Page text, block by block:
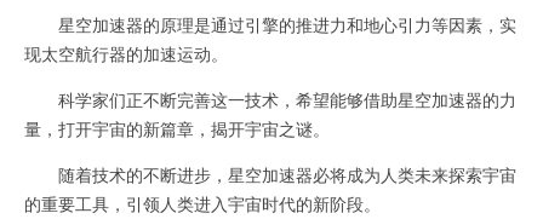
星空加速器的原理是通过引擎的推进力和地心引力等因素，实
现太空航行器的加速运动。
科学家们正不断完善这一技术，希望能够借助星空加速器的力
量，打开宇宙的新篇章，揭开宇宙之谜。
随着技术的不断进步，星空加速器必将成为人类未来探索宇宙
的重要工具，引领人类进入宇宙时代的新阶段。